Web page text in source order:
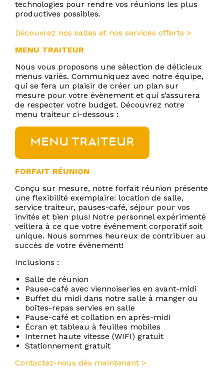
technologies pour rendre vos réunions les plus
productives possibles.
Découvrez nos salles et nos services offerts >
MENU TRAITEUR
Nous vous proposons une sélection de délicieux
menus variés. Communiquez avec notre équipe,
qui se fera un plaisir de créer un plan sur
mesure pour votre évènement et qui s’assurera
de respecter votre budget. Découvrez notre
menu traiteur ci-dessous :
MENU TRAITEUR
FORFAIT RÉUNION
Conçu sur mesure, notre forfait réunion présente
une flexibilité exemplaire: location de salle,
service traiteur, pauses-café, séjour pour vos
invités et bien plus! Notre personnel expérimenté
veillera à ce que votre événement corporatif soit
unique. Nous sommes heureux de contribuer au
succès de votre évènement!
Inclusions :
Salle de réunion
Pause-café avec viennoiseries en avant-midi
Buffet du midi dans notre salle à manger ou
boîtes-repas servies en salle
Pause-café et collation en après-midi
Écran et tableau à feuilles mobiles
Internet haute vitesse (WIFI) gratuit
Stationnement gratuit
Contactez-nous dès maintenant >